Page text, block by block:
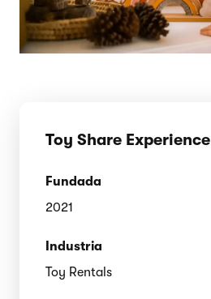
Toy Share Experience
Fundada
2021
Industria
Toy Rentals